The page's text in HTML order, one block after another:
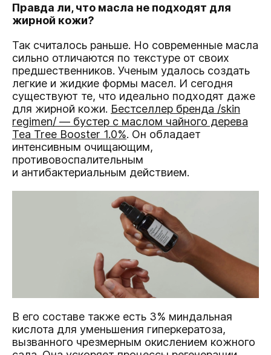
Правда ли, что масла не подходят для
жирной кожи?
Так считалось раньше. Но современные масла
сильно отличаются по текстуре от своих
предшественников. Ученым удалось создать
легкие и жидкие формы масел. И сегодня
существуют те, что идеально подходят даже
для жирной кожи. Бестселлер бренда /skin
regimen/ — бустер с маслом чайного дерева
Tea Tree Booster 1.0%. Он обладает
интенсивным очищающим,
противовоспалительным
и антибактериальным действием.
В его составе также есть 3% миндальная
кислота для уменьшения гиперкератоза,
вызванного чрезмерным окислением кожного